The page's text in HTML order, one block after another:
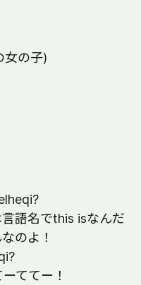
女の子)
語名でthis isなんだ
のよ！
ててー！